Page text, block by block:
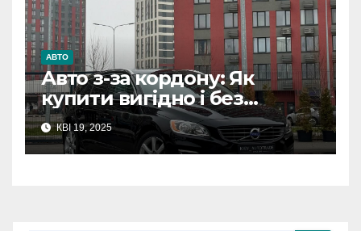
АВТО
Авто з-за кордону: Як
купити вигідно і без
ризику
КВІ 19, 2025